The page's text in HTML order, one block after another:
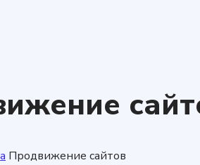
Продвижение сайтов